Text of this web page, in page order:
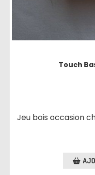
Touch
Jeu bois occasion